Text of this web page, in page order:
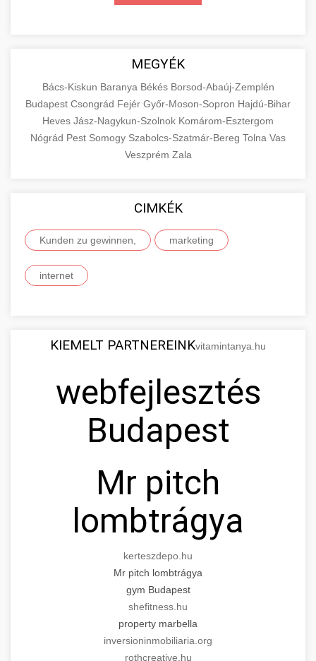
MEGYÉK
Bács-Kiskun Baranya Békés Borsod-Abaúj-Zemplén
Budapest Csongrád Fejér Győr-Moson-Sopron Hajdú-Bihar
Heves Jász-Nagykun-Szolnok Komárom-Esztergom
Nógrád Pest Somogy Szabolcs-Szatmár-Bereg Tolna Vas
Veszprém Zala
CIMKÉK
Kunden zu gewinnen, marketing
internet
KIEMELT PARTNEREINKvitamintanya.hu
webfejlesztés
Budapest
Mr pitch
lombtrágya
kerteszdepo.hu
Mr pitch lombtrágya
gym Budapest
shefitness.hu
property marbella
inversioninmobiliaria.org
rothcreative.hu